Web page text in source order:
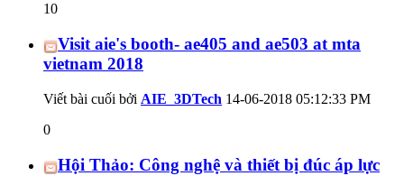
10
Visit aie's booth- ae405 and ae503 at mta
vietnam 2018
Viết bài cuối bởi AIE_3DTech 14-06-2018 05:12:33 PM
0
Hội Thảo: Công nghệ và thiết bị đúc áp lực